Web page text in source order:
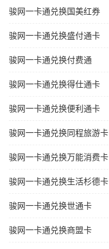
骏网一卡通兑换国美红券
骏网一卡通兑换盛付通卡
骏网一卡通兑换付费通
骏网一卡通兑换得仕通卡
骏网一卡通兑换便利通卡
骏网一卡通兑换同程旅游卡
骏网一卡通兑换万能消费卡
骏网一卡通兑换生活杉德卡
骏网一卡通兑换世通卡
骏网一卡通兑换商盟卡